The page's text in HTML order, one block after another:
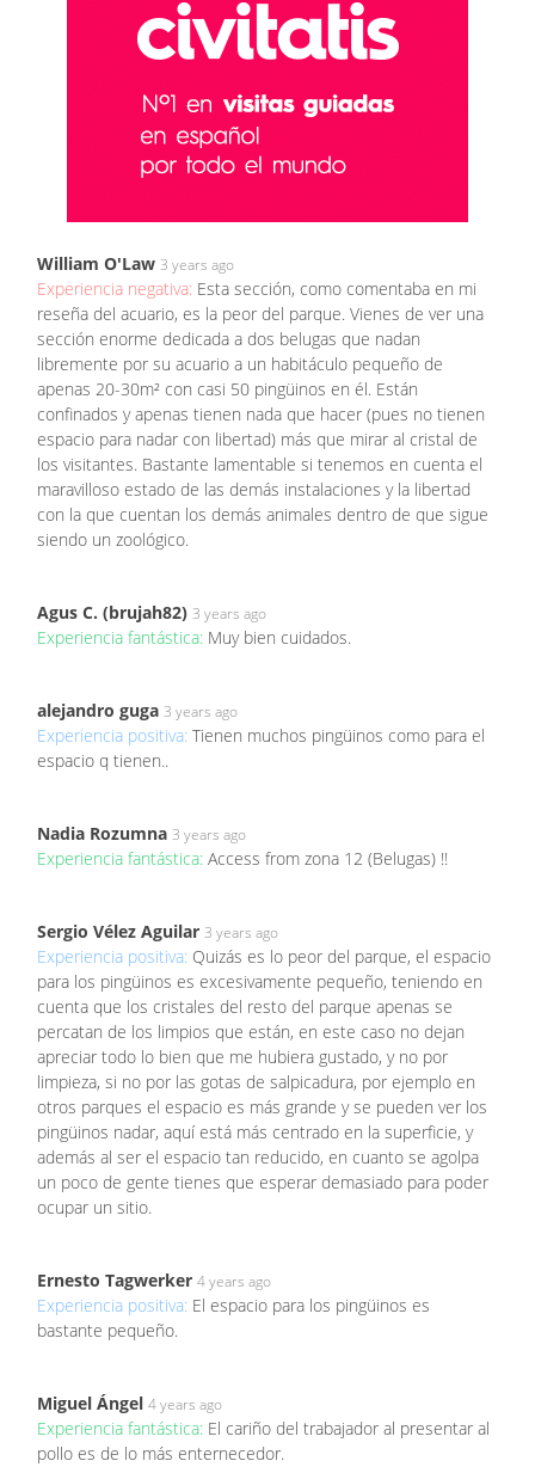
William O'Law 3 years ago
Experiencia negativa: Esta sección, como comentaba en mi
reseña del acuario, es la peor del parque. Vienes de ver una
sección enorme dedicada a dos belugas que nadan
libremente por su acuario a un habitáculo pequeño de
apenas 20-30m² con casi 50 pingüinos en él. Están
confinados y apenas tienen nada que hacer (pues no tienen
espacio para nadar con libertad) más que mirar al cristal de
los visitantes. Bastante lamentable si tenemos en cuenta el
maravilloso estado de las demás instalaciones y la libertad
con la que cuentan los demás animales dentro de que sigue
siendo un zoológico.
Agus C. (brujah82) 3 years ago
Experiencia fantástica: Muy bien cuidados.
alejandro guga 3 years ago
Experiencia positiva: Tienen muchos pingüinos como para el
espacio q tienen..
Nadia Rozumna 3 years ago
Experiencia fantástica: Access from zona 12 (Belugas) !!
Sergio Vélez Aguilar 3 years ago
Experiencia positiva: Quizás es lo peor del parque, el espacio
para los pingüinos es excesivamente pequeño, teniendo en
cuenta que los cristales del resto del parque apenas se
percatan de los limpios que están, en este caso no dejan
apreciar todo lo bien que me hubiera gustado, y no por
limpieza, si no por las gotas de salpicadura, por ejemplo en
otros parques el espacio es más grande y se pueden ver los
pingüinos nadar, aquí está más centrado en la superficie, y
además al ser el espacio tan reducido, en cuanto se agolpa
un poco de gente tienes que esperar demasiado para poder
ocupar un sitio.
Ernesto Tagwerker 4 years ago
Experiencia positiva: El espacio para los pingüinos es
bastante pequeño.
Miguel Ángel 4 years ago
Experiencia fantástica: El cariño del trabajador al presentar al
pollo es de lo más enternecedor.